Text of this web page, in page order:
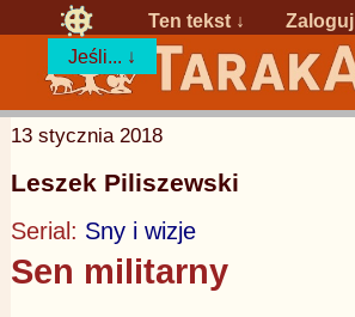
Ten tekst ↓ Zaloguj
Jeśli... ↓
13 stycznia 2018
Leszek Piliszewski
Serial: Sny i wizje
Sen militarny